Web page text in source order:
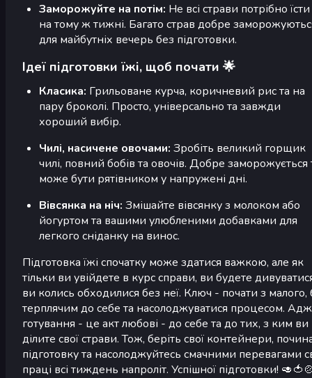
Заморожуйте на потім: Не всі страви потрібно їсти
на тому ж тижні. Багато страв добре
для майбутніх вечерь без підготовки.
Ідеї підготовки їжі, щоб почати 🌟
Класика: Грильоване курча, коричневий рис та на
пару броколі. Просто, універсально та завжди
хороший вибір.
Чилі, насичене овочами: Зробіть великий горщик
чилі, повний бобів та овочів. Добре заморожується
може бути рятівником у напружені дні.
Вівсянка на ніч: Змішайте вівсянку з молоком або
йогуртом та вашими улюбленими добавками для
легкого сніданку на винос.
Підготовка їжі спочатку може здатися важкою, але як
тільки ви увійдете в курс справи, ви будете
ви колись обходилися без неї. Ключ - почати з малого,
терплячим до себе та насолоджуватися процесом.
готування - це акт любові - до себе та до тих, з ким ви
ділите свої страви. Тож, беріть свої контейнери,
підготовку та насолоджуйтесь смачними перевагами
праці всі тиждень напроліт. Успішної підготовки!